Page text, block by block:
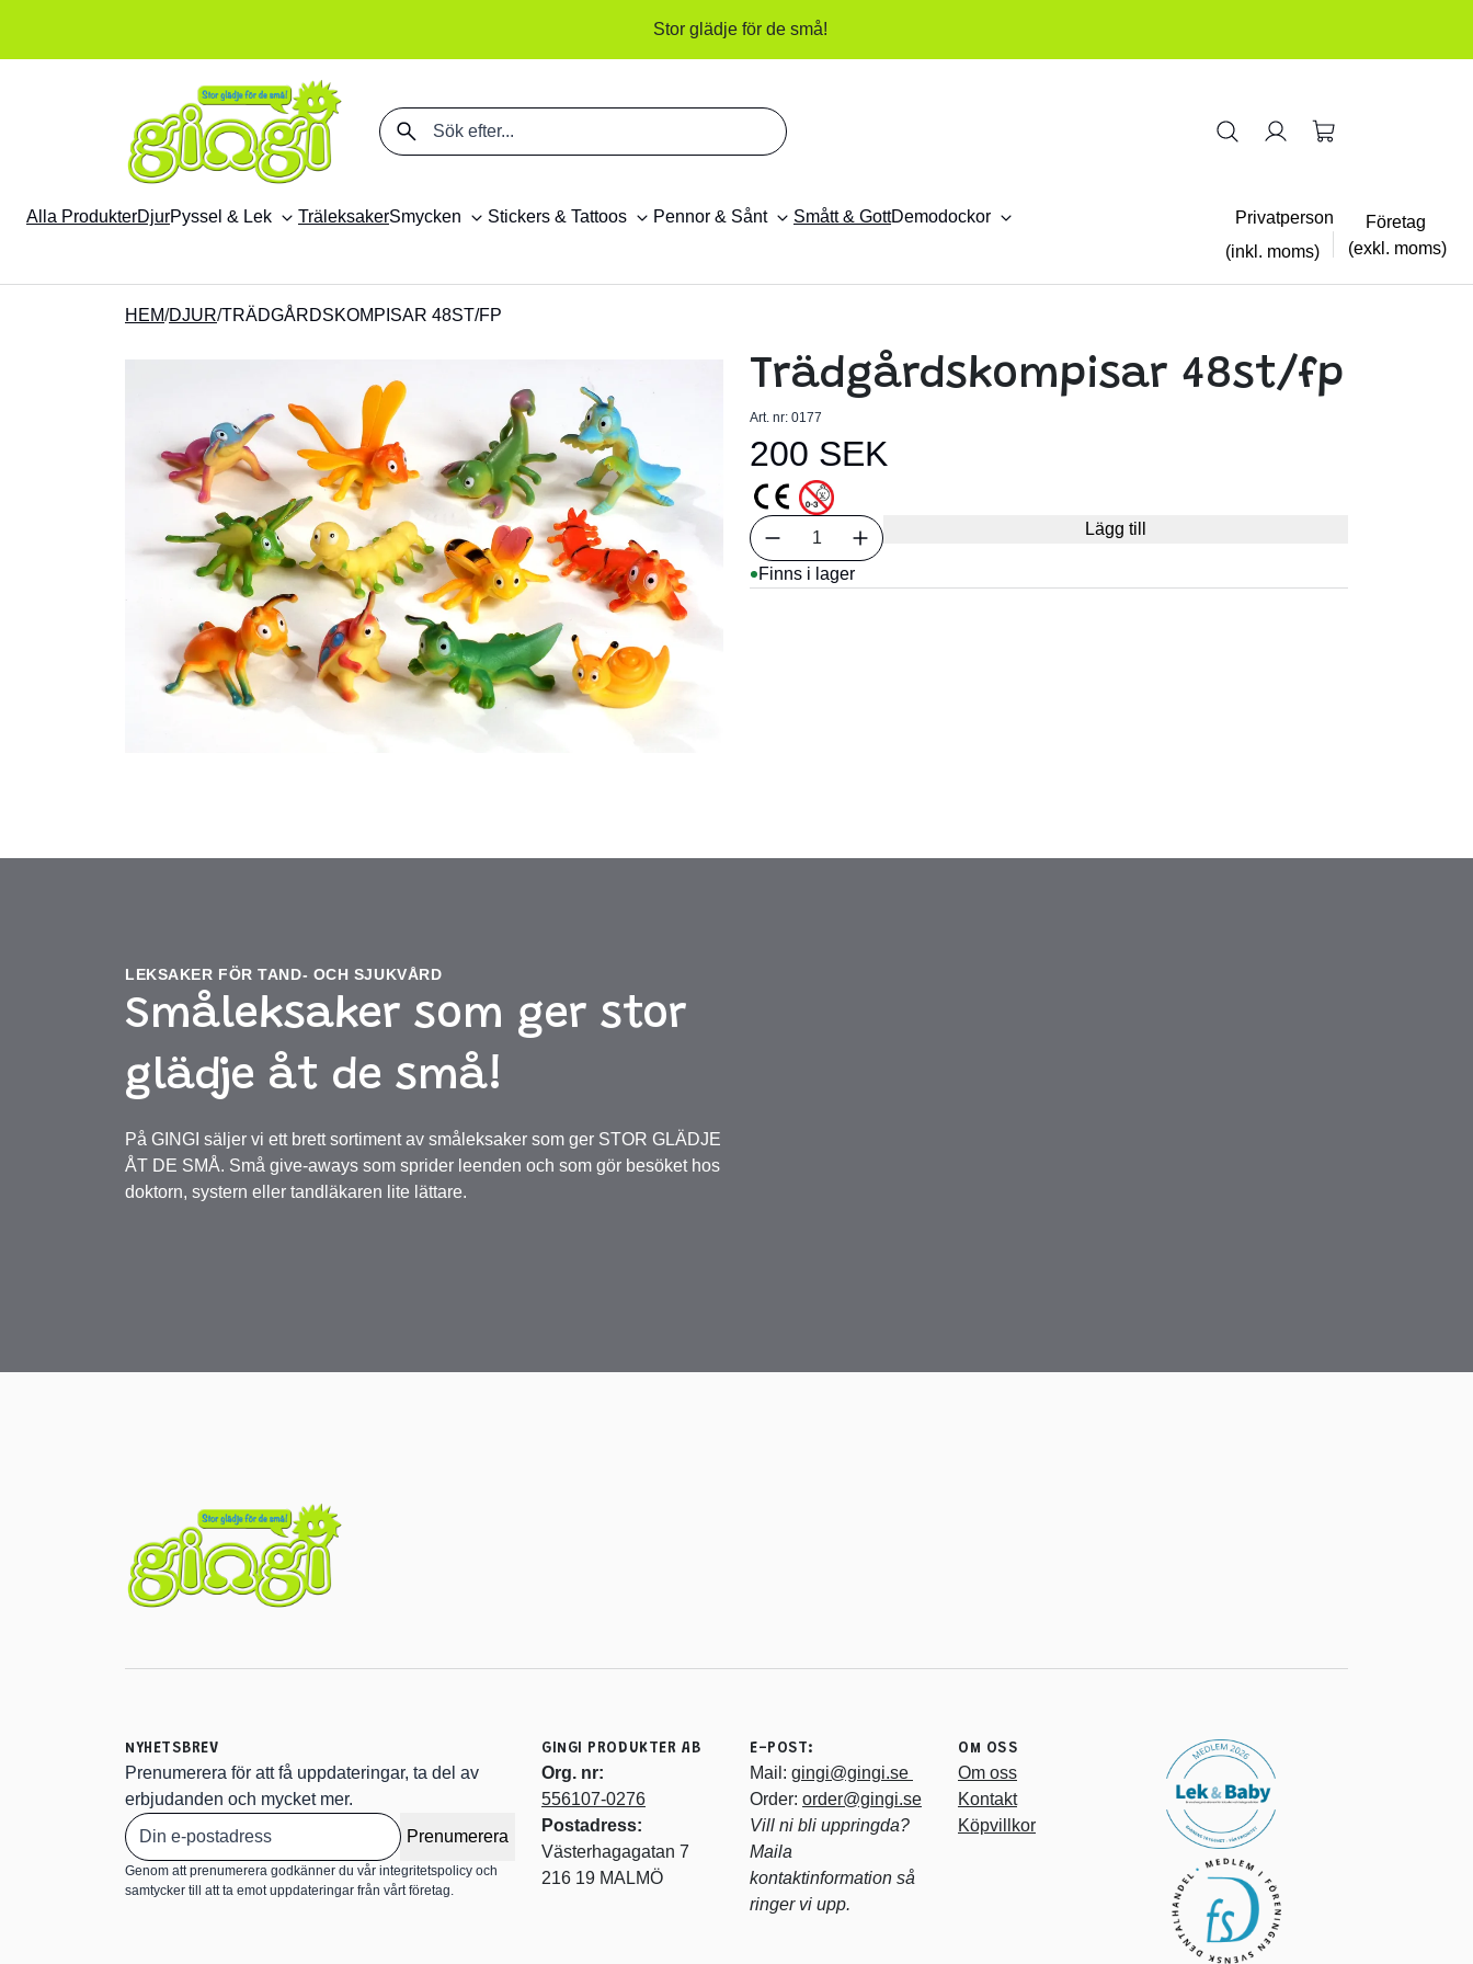
Stor glädje för de små!
Sök på produkter
Alla ProdukterDjurPyssel & Lek TräleksakerSmycken Stickers & Tattoos Pennor & Sånt Smått & GottDemodockor
Privatperson
(inkl. moms)
Företag
(exkl. moms)
HEM/DJUR/TRÄDGÅRDSKOMPISAR 48ST/FP
Trädgårdskompisar 48st/fp
Art. nr: 0177
200 SEK
Välj antal
1 Lägg till
Finns i lager
LEKSAKER FÖR TAND- OCH SJUKVÅRD
Småleksaker som ger stor
glädje åt de små!
På GINGI säljer vi ett brett sortiment av småleksaker som ger STOR GLÄDJE
ÅT DE SMÅ. Små give-aways som sprider leenden och som gör besöket hos
doktorn, systern eller tandläkaren lite lättare.
NYHETSBREV
Prenumerera för att få uppdateringar, ta del av
erbjudanden och mycket mer.
Prenumerera
Genom att prenumerera godkänner du vår integritetspolicy och
samtycker till att ta emot uppdateringar från vårt företag.
GINGI PRODUKTER AB
Org. nr:
556107-0276
Postadress:
Västerhagagatan 7
216 19 MALMÖ
E-POST:
Mail: gingi@gingi.se
Order: order@gingi.se
Vill ni bli uppringda?
Maila
kontaktinformation så
ringer vi upp.
OM OSS
Om oss
Kontakt
Köpvillkor